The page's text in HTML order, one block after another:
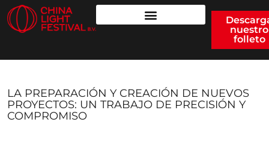
nuestro
folleto
LA PREPARACIÓN Y CREACIÓN DE NUEVOS
PROYECTOS: UN TRABAJO DE PRECISIÓN Y
COMPROMISO